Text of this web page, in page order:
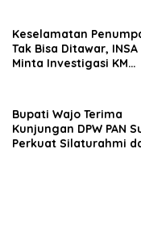
Keselamatan
Tak Bisa Ditawar, INSA
Minta Investigasi KM
Bupati Wajo Terima
Kunjungan DPW PAN
Perkuat Silaturahmi